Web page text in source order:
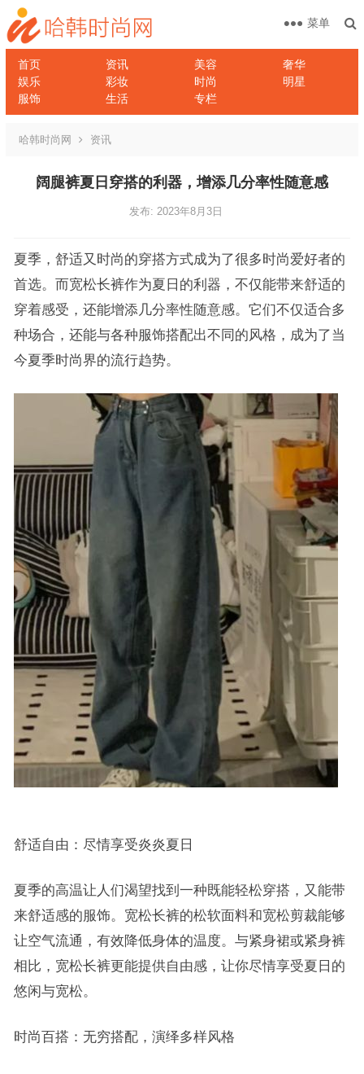
首页 资讯 美容
奢华
娱乐
彩妆 时尚
明星
服饰
生活 专栏
菜单
哈韩时尚网 资讯
阔腿裤夏日穿搭的利器，增添几分率性随意感
发布: 2023年8月3日
夏季，舒适又时尚的穿搭方式成为了很多时尚爱好者的
首选。而宽松长裤作为夏日的利器，不仅能带来舒适的
穿着感受，还能增添几分率性随意感。它们不仅适合多
种场合，还能与各种服饰搭配出不同的风格，成为了当
今夏季时尚界的流行趋势。
舒适自由：尽情享受炎炎夏日
夏季的高温让人们渴望找到一种既能轻松穿搭，又能带
来舒适感的服饰。宽松长裤的松软面料和宽松剪裁能够
让空气流通，有效降低身体的温度。与紧身裙或紧身裤
相比，宽松长裤更能提供自由感，让你尽情享受夏日的
悠闲与宽松。
时尚百搭：无穷搭配，演绎多样风格